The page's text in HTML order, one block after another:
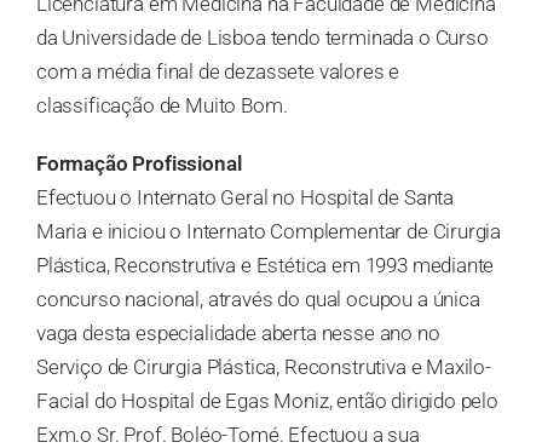
da Universidade de Lisboa tendo terminada o Curso
com a média final de dezassete valores e
classificação de Muito Bom.
Formação Profissional
Efectuou o Internato Geral no Hospital de Santa
Maria e iniciou o Internato Complementar de Cirurgia
Plástica, Reconstrutiva e Estética em 1993 mediante
concurso nacional, através do qual ocupou a única
vaga desta especialidade aberta nesse ano no
Serviço de Cirurgia Plástica, Reconstrutiva e Maxilo-
Facial do Hospital de Egas Moniz, então dirigido pelo
Exm.o Sr. Prof. Boléo-Tomé. Efectuou a sua